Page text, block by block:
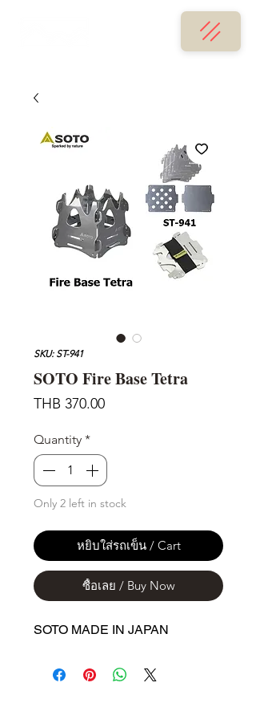
SKU: ST-941
SOTO Fire Base Tetra
THB 370.00Price
Quantity *
Only 2 left in stock
หยิบใส่รถเข็น / Cart
ซื้อเลย / Buy Now
SOTO MADE IN JAPAN